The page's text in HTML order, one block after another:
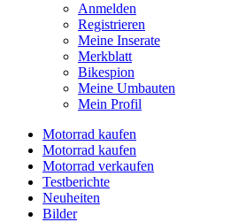
Anmelden
Registrieren
Meine Inserate
Merkblatt
Bikespion
Meine Umbauten
Mein Profil
Motorrad kaufen
Motorrad kaufen
Motorrad verkaufen
Testberichte
Neuheiten
Bilder